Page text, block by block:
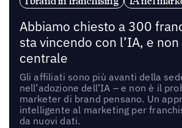
Abbiamo chiesto a 300
sta vincendo con l’IA, e
centrale
Gli affiliati sono più avanti della
nell’adozione dell’IA – e non è il
marketer di brand pensano. Un
intelligente al marketing per
da nuovi dati.